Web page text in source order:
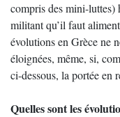
compris des mini-
militant qu’il faut
évolutions en Grèce ne
éloignées, même, si,
ci-dessous, la portée en
Quelles sont les